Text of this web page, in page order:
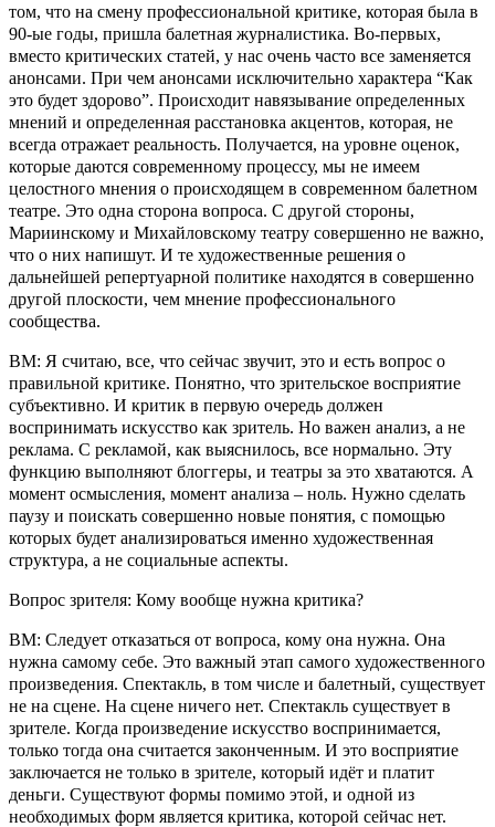
том, что на смену профессиональной критике, которая была в
90-ые годы, пришла балетная журналистика. Во-первых,
вместо критических статей, у нас очень часто все заменяется
анонсами. При чем анонсами исключительно характера “Как
это будет здорово”. Происходит навязывание определенных
мнений и определенная расстановка акцентов, которая, не
всегда отражает реальность. Получается, на уровне оценок,
которые даются современному процессу, мы не имеем
целостного мнения о происходящем в современном балетном
театре. Это одна сторона вопроса. С другой стороны,
Мариинскому и Михайловскому театру совершенно не важно,
что о них напишут. И те художественные решения о
дальнейшей репертуарной политике находятся в совершенно
другой плоскости, чем мнение профессионального
сообщества.
ВМ: Я считаю, все, что сейчас звучит, это и есть вопрос о
правильной критике. Понятно, что зрительское восприятие
субъективно. И критик в первую очередь должен
воспринимать искусство как зритель. Но важен анализ, а не
реклама. С рекламой, как выяснилось, все нормально. Эту
функцию выполняют блоггеры, и театры за это хватаются. А
момент осмысления, момент анализа – ноль. Нужно сделать
паузу и поискать совершенно новые понятия, с помощью
которых будет анализироваться именно художественная
структура, а не социальные аспекты.
Вопрос зрителя: Кому вообще нужна критика?
ВМ: Следует отказаться от вопроса, кому она нужна. Она
нужна самому себе. Это важный этап самого художественного
произведения. Спектакль, в том числе и балетный, существует
не на сцене. На сцене ничего нет. Спектакль существует в
зрителе. Когда произведение искусство воспринимается,
только тогда она считается законченным. И это восприятие
заключается не только в зрителе, который идёт и платит
деньги. Существуют формы помимо этой, и одной из
необходимых форм является критика, которой сейчас нет.